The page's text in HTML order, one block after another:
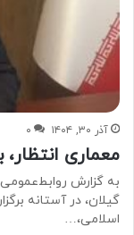
آذر ۳۰, ۱۴۰۴ ۰
معماری
به گزارش
گیلان، در آستانه
اسلامی،…